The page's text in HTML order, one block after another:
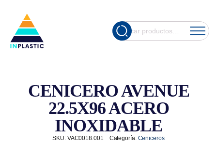
Buscar
por:
Cuando hay
CENICERO AVENUE
22.5X96 ACERO
INOXIDABLE
SKU: VAC0018.001 Categoría: Ceniceros